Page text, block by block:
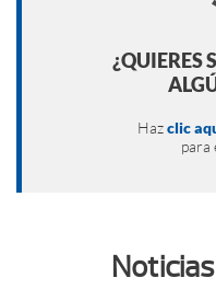
¿QUIERES
Hazclic
para